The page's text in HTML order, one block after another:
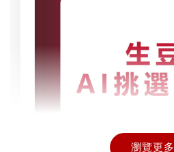
瀏覽更多